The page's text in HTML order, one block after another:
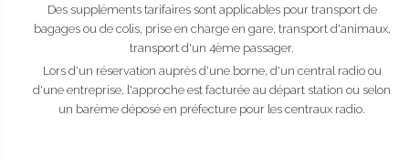
Des suppléments tarifaires sont applicables pour transport de
bagages ou de colis, prise en charge en gare, transport d'animaux,
transport d'un 4ème passager.
Lors d'un réservation auprès d'une borne, d'un central radio ou
d'une entreprise, l'approche est facturée au départ station ou selon
un barème déposé en préfecture pour les centraux radio.